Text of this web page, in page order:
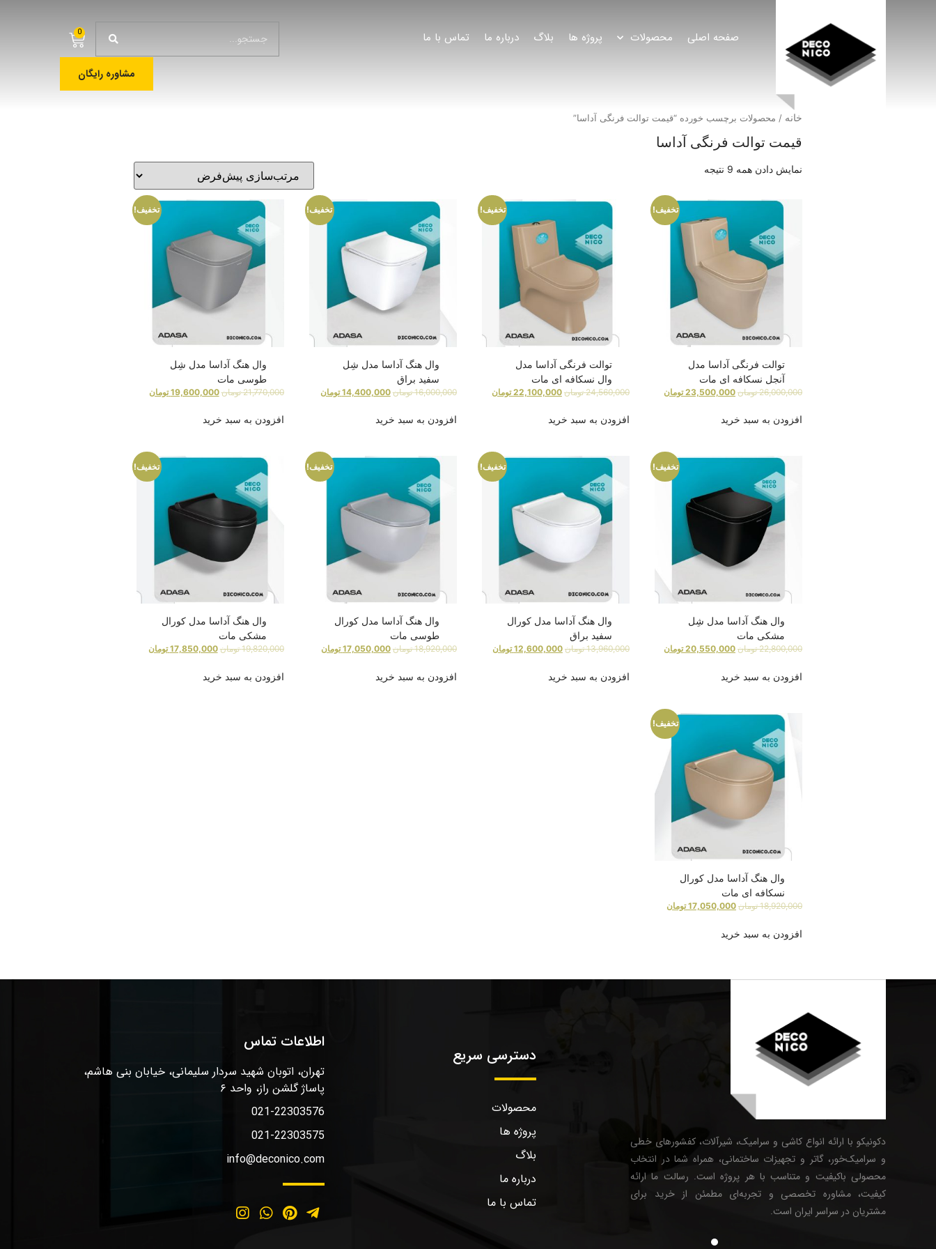
صفحه اصلی محصولات پروژه ها بلاگ درباره ما تماس با ما 0
مشاوره رایگان
خانه / محصولات برچسب خورده “قیمت توالت فرنگی آداسا”
قیمت توالت فرنگی آداسا
نمایش دادن همه 9 نتیجه
تخفیف!
توالت فرنگی آداسا مدل
آنجل نسکافه ای مات
26,000,000 تومان 23,500,000 تومان
افزودن به سبد خرید
تخفیف!
توالت فرنگی آداسا مدل
وال نسکافه ای مات
24,560,000 تومان 22,100,000 تومان
افزودن به سبد خرید
تخفیف!
وال هنگ آداسا مدل شِل
سفید براق
16,000,000 تومان 14,400,000 تومان
افزودن به سبد خرید
تخفیف!
وال هنگ آداسا مدل شِل
طوسی مات
21,770,000 تومان 19,600,000 تومان
افزودن به سبد خرید
تخفیف!
وال هنگ آداسا مدل شِل
مشکی مات
22,800,000 تومان 20,550,000 تومان
افزودن به سبد خرید
تخفیف!
وال هنگ آداسا مدل کورال
سفید براق
13,960,000 تومان 12,600,000 تومان
افزودن به سبد خرید
تخفیف!
وال هنگ آداسا مدل کورال
طوسی مات
18,920,000 تومان 17,050,000 تومان
افزودن به سبد خرید
تخفیف!
وال هنگ آداسا مدل کورال
مشکی مات
19,820,000 تومان 17,850,000 تومان
افزودن به سبد خرید
تخفیف!
وال هنگ آداسا مدل کورال
نسکافه ای مات
18,920,000 تومان 17,050,000 تومان
افزودن به سبد خرید
دکونیکو با ارائه انواع کاشی و سرامیک، شیرآلات، کفشورهای خطی
و سرامیک‌خور، گاتر و تجهیزات ساختمانی، همراه شما در انتخاب
محصولی باکیفیت و متناسب با هر پروژه است. رسالت ما ارائه
کیفیت، مشاوره تخصصی و تجربه‌ای مطمئن از خرید برای
مشتریان در سراسر ایران است.
دسترسی سریع
محصولات
پروژه ها
بلاگ
درباره ما
تماس با ما
اطلاعات تماس
تهران، اتوبان شهید سردار سلیمانی، خیابان بنی هاشم،
پاساژ گلشن راز، واحد ۶
021-22303576
021-22303575
info@deconico.com